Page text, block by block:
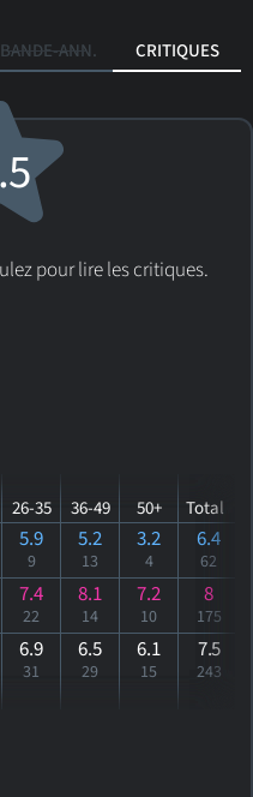
BANDE-ANN. CRITIQUES
.5
pour lire les critiques.
26-35 36-49 50+ Total
5.9
9
5.2
13
3.2
4
6.4
62
7.4
22
8.1
14
7.2
10
8
175
6.9
31
6.5
29
6.1
15
7.5
243